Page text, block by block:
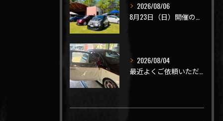
2026/08/06
8月23日（日）開催のビーナスラインを走ろうの会 夏の陣
2026/08/04
最近よくご依頼いただく、弊社おすすめメニュー！